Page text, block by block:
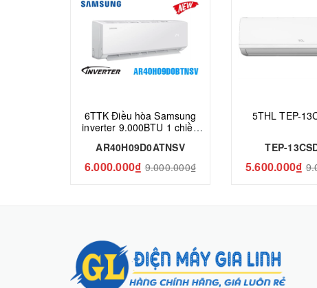
6TTK Điều hòa Samsung
inverter 9.000BTU 1 chiều
AR40H09D0ATNSV
6.000.000₫ 9.000.000₫
5THL TEP-
TEP-
5.600.000₫